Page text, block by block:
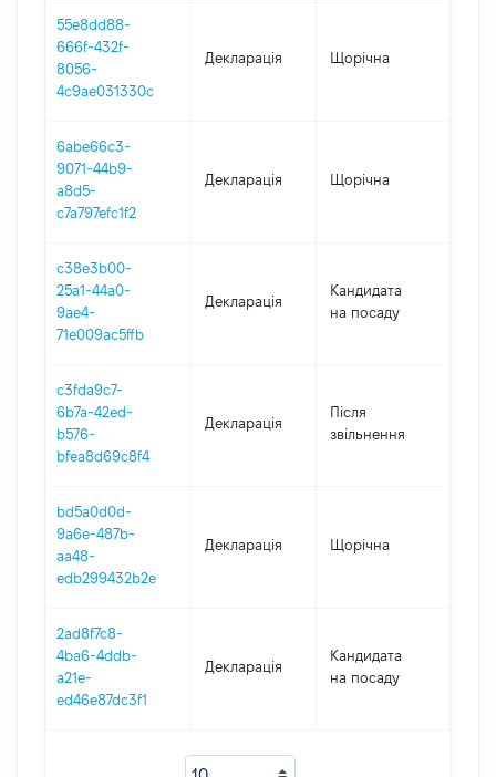
55e8dd88-
666f-432f-
8056-
4c9ae031330c
Декларація Щорічна
6abe66c3-
9071-44b9-
a8d5-
c7a797efc1f2
Декларація Щорічна
c38e3b00-
25a1-44a0-
9ae4-
71e009ac5ffb
Декларація
Кандидата
на посаду
c3fda9c7-
6b7a-42ed-
b576-
bfea8d69c8f4
Декларація
Після
звільнення
bd5a0d0d-
9a6e-487b-
aa48-
edb299432b2e
Декларація Щорічна
2ad8f7c8-
4ba6-4ddb-
a21e-
ed46e87dc3f1
Декларація
Кандидата
на посаду